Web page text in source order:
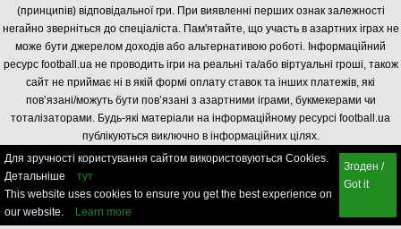
(принципів) відповідальної гри. При виявленні перших ознак залежності
негайно зверніться до спеціаліста. Пам'ятайте, що участь в азартних іграх не
може бути джерелом доходів або альтернативою роботі. Інформаційний
ресурс football.ua не проводить ігри на реальні та/або віртуальні гроші, також
сайт не приймає ні в якій формі оплату ставок та інших платежів, які
пов’язані/можуть бути пов’язані з азартними іграми, букмекерами чи
тоталізаторами. Будь-які матеріали на інформаційному ресурсі football.ua
публікуються виключно в інформаційних цілях.
Для зручності користування сайтом використовуються Cookies.
Детальніше
тут
This website uses cookies to ensure you get the best experience on
our website.
Learn more
Згоден /
Got it